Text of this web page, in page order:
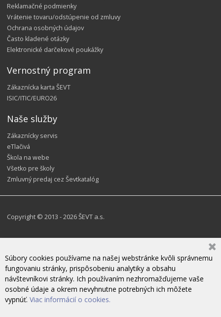
Reklamačné podmienky
Vrátenie tovaru/odstúpenie od zmluvy
Ochrana osobných údajov
Často kladené otázky
Elektronické darčekové poukážky
Vernostný program
Zákaznícka karta ŠEVT
ISIC/ITIC/EURO26
Naše služby
Zákaznícky servis
eTlačivá
Škola na webe
Všetko pre školy
Zmluvný predaj cez Ševtkatalóg
Copyright © 2013 - 2026 ŠEVT a.s.
Súbory cookies používame na našej webstránke kvôli správnemu
fungovaniu stránky, prispôsobeniu analytiky a obsahu
návštevníkovi stránky. Ich používaním nezhromažďujeme vaše
osobné údaje a okrem nevyhnutne potrebných ich môžete
vypnúť. Viac informácií o cookies.